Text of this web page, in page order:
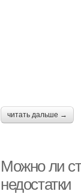
читать дальше →
Можно ли
недостатки